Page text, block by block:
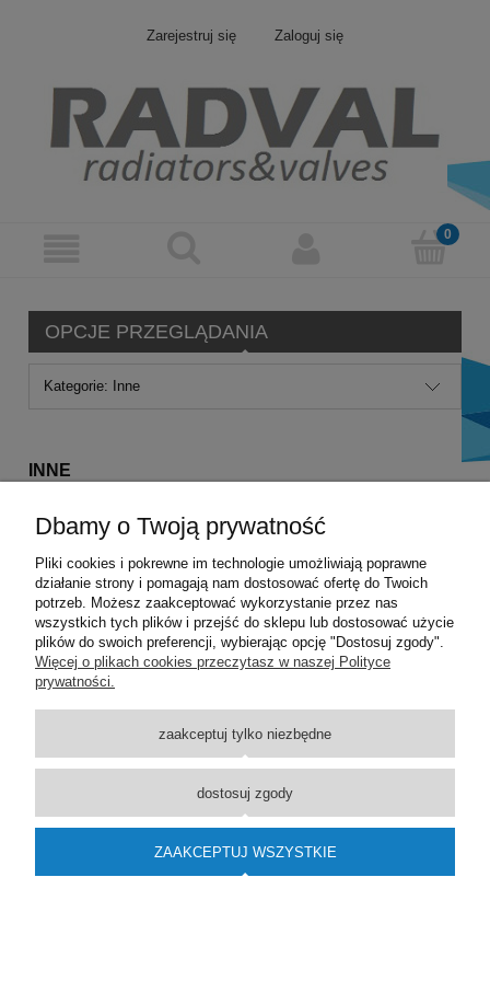
Zarejestruj się Zaloguj się
OPCJE PRZEGLĄDANIA
Kategorie: Inne
INNE
Nie znaleziono produktów spełniających podane kryteria.
Pomoc
Dostawa
O firmie
Wsparcie techniczne
Dbamy o Twoją prywatność
Pliki cookies i pokrewne im technologie umożliwiają poprawne
działanie strony i pomagają nam dostosować ofertę do Twoich
potrzeb. Możesz zaakceptować wykorzystanie przez nas
wszystkich tych plików i przejść do sklepu lub dostosować użycie
plików do swoich preferencji, wybierając opcję "Dostosuj zgody".
Więcej o plikach cookies przeczytasz w naszej Polityce
prywatności.
zaakceptuj tylko niezbędne
dostosuj zgody
ZAAKCEPTUJ WSZYSTKIE